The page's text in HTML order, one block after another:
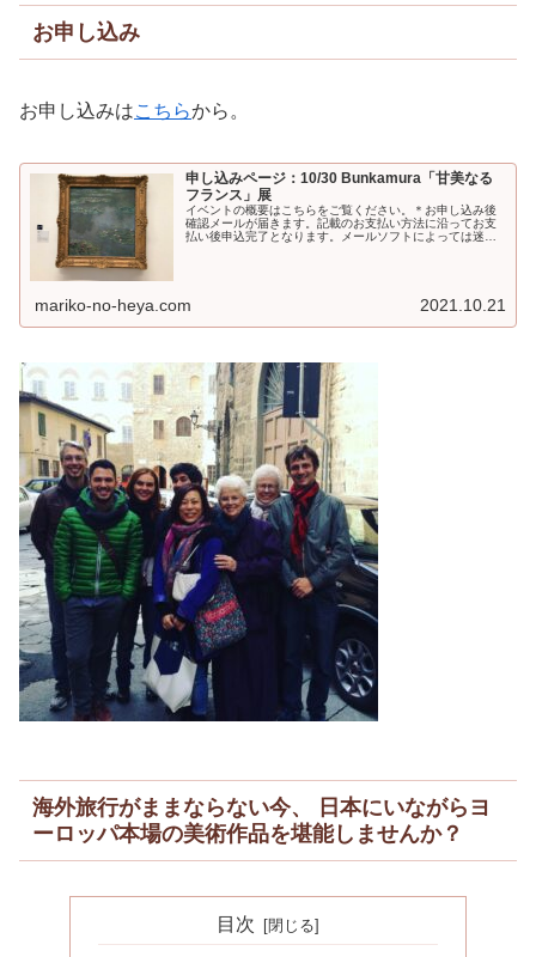
お申し込み
お申し込みはこちらから。
申し込みページ：10/30 Bunkamura「甘美なる
フランス」展
イベントの概要はこちらをご覧ください。＊お申し込み後
確認メールが届きます。記載のお支払い方法に沿ってお支
払い後申込完了となります。メールソフトによっては迷惑
mariko-no-heya.com 2021.10.21
海外旅行がままならない今、 日本にいながらヨ
ーロッパ本場の美術作品を堪能しませんか？
目次